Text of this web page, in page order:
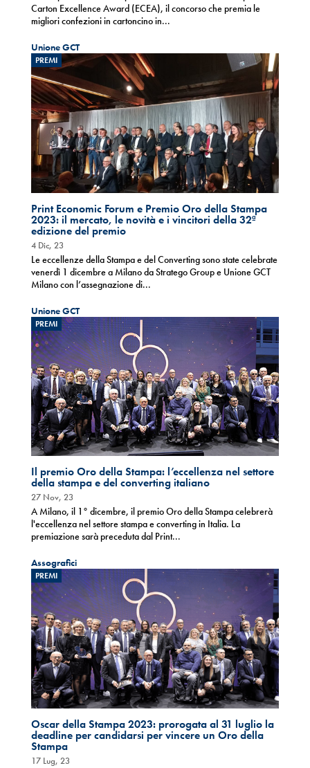
Carton Excellence Award (ECEA), il concorso che premia le
migliori confezioni in cartoncino in...
Unione GCT
PREMI
Print Economic Forum e Premio Oro della Stampa
2023: il mercato, le novità e i vincitori della 32ª
edizione del premio
4 Dic, 23
Le eccellenze della Stampa e del Converting sono state celebrate
venerdì 1 dicembre a Milano da Stratego Group e Unione GCT
Milano con l’assegnazione di...
Unione GCT
PREMI
Il premio Oro della Stampa: l’eccellenza nel settore
della stampa e del converting italiano
27 Nov, 23
A Milano, il 1° dicembre, il premio Oro della Stampa celebrerà
l'eccellenza nel settore stampa e converting in Italia. La
premiazione sarà preceduta dal Print...
Assografici
PREMI
Oscar della Stampa 2023: prorogata al 31 luglio la
deadline per candidarsi per vincere un Oro della
Stampa
17 Lug, 23